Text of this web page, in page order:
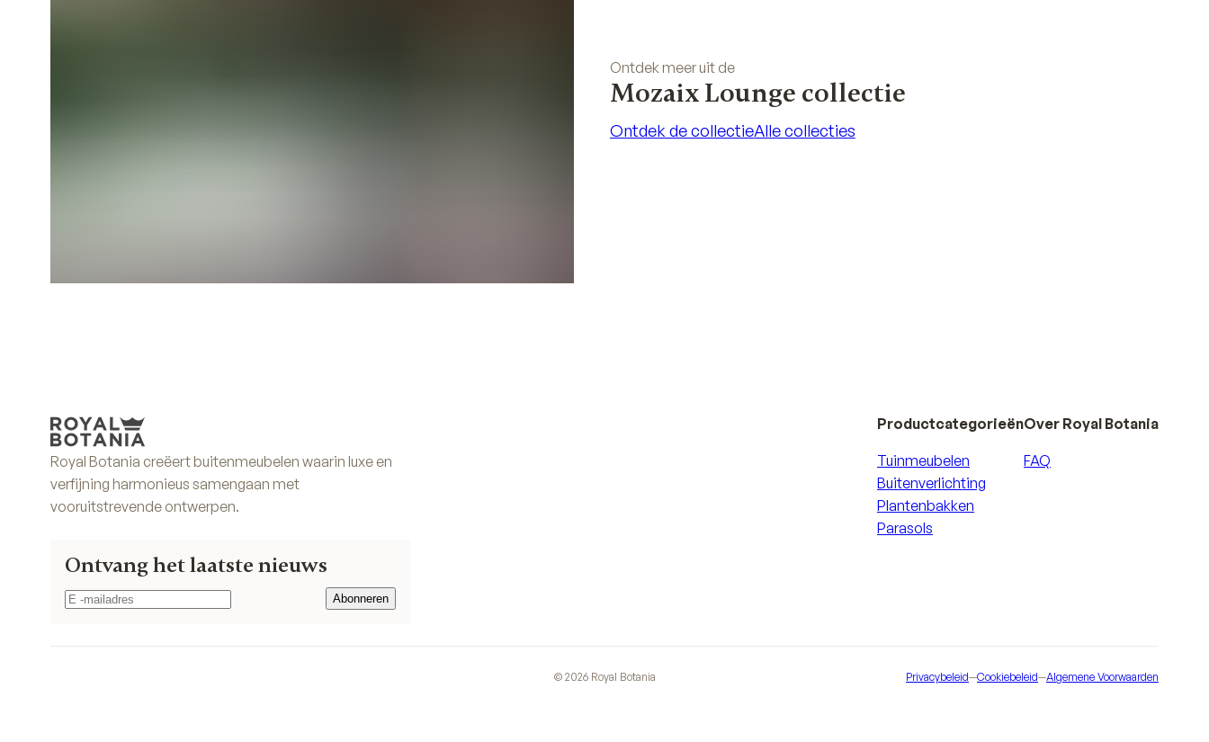
Ontdek meer uit de
Mozaix Lounge collectie
Ontdek de collectieAlle collecties
Royal Botania creëert buitenmeubelen waarin luxe en
verfijning harmonieus samengaan met
vooruitstrevende ontwerpen.
Ontvang het laatste nieuws
Abonneren
Abonneren
Productcategorieën
Tuinmeubelen
Buitenverlichting
Plantenbakken
Parasols
Over Royal Botania
FAQ
© 2026 Royal Botania Privacybeleid—Cookiebeleid—Algemene Voorwaarden